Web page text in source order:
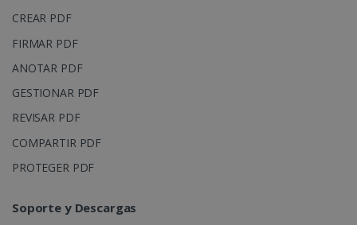
CREAR PDF
FIRMAR PDF
ANOTAR PDF
GESTIONAR PDF
REVISAR PDF
COMPARTIR PDF
PROTEGER PDF
Soporte y Descargas